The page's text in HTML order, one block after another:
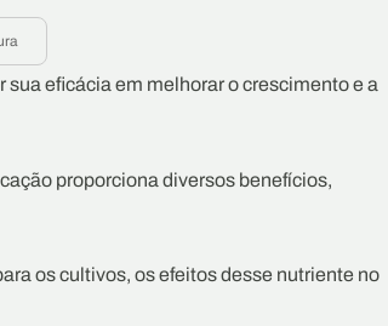
eficácia em melhorar o crescimento e a
proporciona diversos benefícios,
os cultivos, os efeitos desse nutriente no